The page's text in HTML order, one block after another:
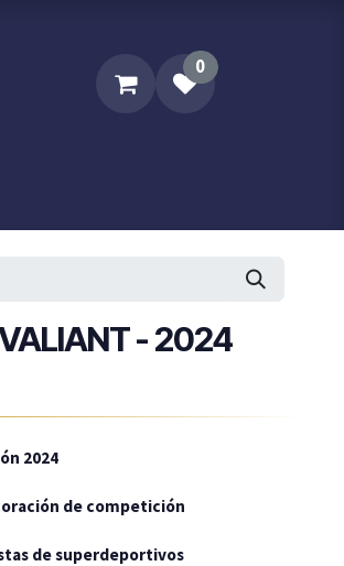
0
- 2024
2024
de competición
de superdeportivos